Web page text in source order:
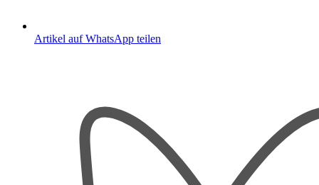
Artikel auf WhatsApp teilen